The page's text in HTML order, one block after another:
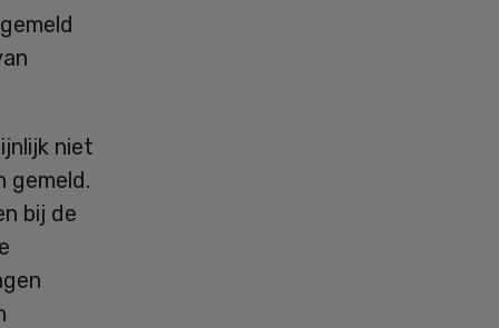
niet
gemeld.
bij de